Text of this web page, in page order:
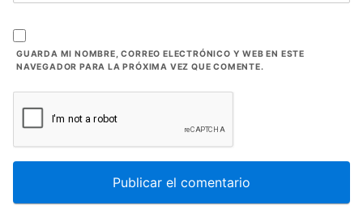
GUARDA MI NOMBRE, CORREO ELECTRÓNICO Y WEB EN ESTE
NAVEGADOR PARA LA PRÓXIMA VEZ QUE COMENTE.